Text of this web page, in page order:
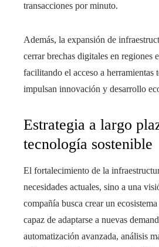
transacciones por minuto.
Además, la expansión de
cerrar brechas digitales en regiones
facilitando el acceso a herramientas
impulsan innovación y desarrollo
Estrategia a largo
tecnología sostenible
El fortalecimiento de la
necesidades actuales, sino a una
compañía busca crear un
capaz de adaptarse a nuevas
automatización avanzada, análisis